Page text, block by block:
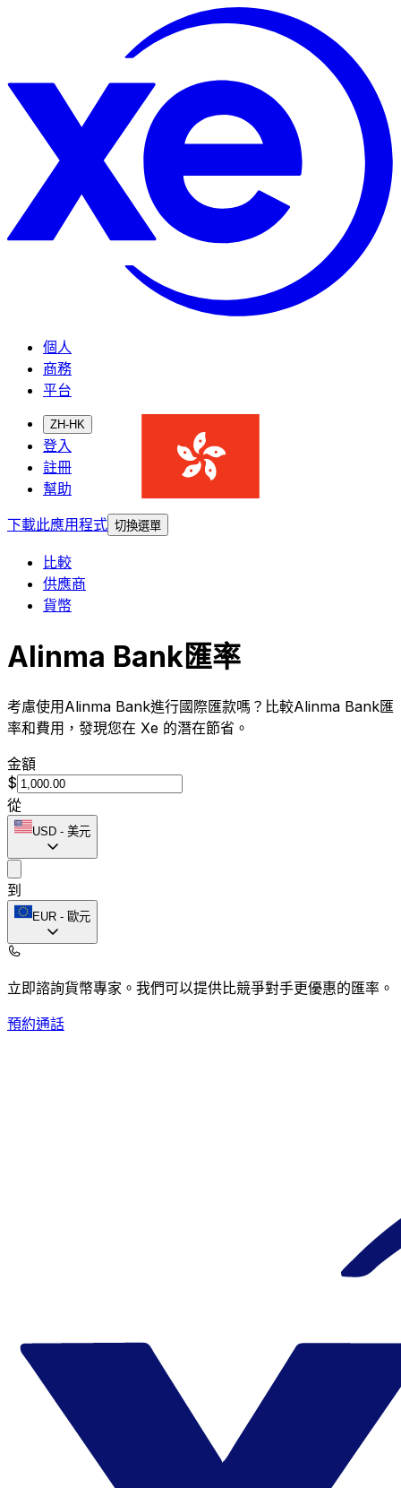
個人
商務
平台
ZH-HK
登入
註冊
幫助
下載此應用程式 切換選單
比較
供應商
貨幣
Alinma Bank匯率
考慮使用Alinma Bank進行國際匯款嗎？比較Alinma Bank匯
率和費用，發現您在 Xe 的潛在節省。
金額
$
從
USD - 美元
到
EUR - 歐元
立即諮詢貨幣專家。 我們可以提供比競爭對手更優惠的匯率。
預約通話